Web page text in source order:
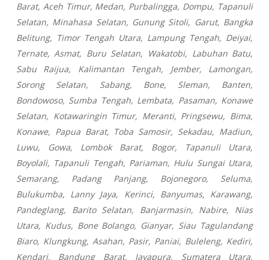
Barat, Aceh Timur, Medan, Purbalingga, Dompu, Tapanuli
Selatan, Minahasa Selatan, Gunung Sitoli, Garut, Bangka
Belitung, Timor Tengah Utara, Lampung Tengah, Deiyai,
Ternate, Asmat, Buru Selatan, Wakatobi, Labuhan Batu,
Sabu Raijua, Kalimantan Tengah, Jember, Lamongan,
Sorong Selatan, Sabang, Bone, Sleman, Banten,
Bondowoso, Sumba Tengah, Lembata, Pasaman, Konawe
Selatan, Kotawaringin Timur, Meranti, Pringsewu, Bima,
Konawe, Papua Barat, Toba Samosir, Sekadau, Madiun,
Luwu, Gowa, Lombok Barat, Bogor, Tapanuli Utara,
Boyolali, Tapanuli Tengah, Pariaman, Hulu Sungai Utara,
Semarang, Padang Panjang, Bojonegoro, Seluma,
Bulukumba, Lanny Jaya, Kerinci, Banyumas, Karawang,
Pandeglang, Barito Selatan, Banjarmasin, Nabire, Nias
Utara, Kudus, Bone Bolango, Gianyar, Siau Tagulandang
Biaro, Klungkung, Asahan, Pasir, Paniai, Buleleng, Kediri,
Kendari, Bandung Barat, Jayapura, Sumatera Utara,